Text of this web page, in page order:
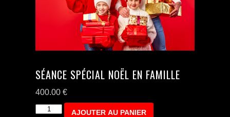
SÉANCE SPÉCIAL NOËL EN FAMILLE
400.00 €
quantité
AJOUTER AU PANIER